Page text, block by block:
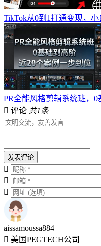
TikTok从0到1打通变现，
PR全能风格剪辑系统班，
评论 共1条
发表评论
aissamoussa884
美国PEGTECH公司